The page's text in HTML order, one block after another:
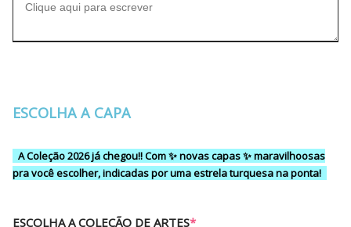
ESCOLHA A CAPA
A Coleção 2026 já chegou!! Com ✨ novas capas ✨ maravilhoosas
pra você escolher, indicadas por uma estrela turquesa na ponta!
ESCOLHA A COLEÇÃO DE ARTES*